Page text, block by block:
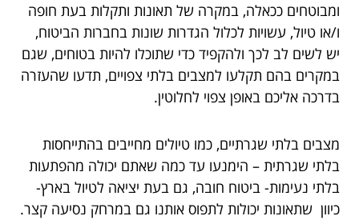
ומבוטחים ככאלה, במקרה של תאונות ותקלות בעת חופה
ו/או טיול, עשויות לכלול הגדרות שונות בחברות הביטוח,
יש לשים לב לכך ולהקפיד כדי שתוכלו להיות בטוחים, שגם
במקרים בהם תקלעו למצבים בלתי צפויים, תדעו שהעזרה
בדרכה אליכם באופן צפוי לחלוטין.
מצבים בלתי שגרתיים, כמו טיולים מחייבים בהתייחסות
בלתי שגרתית – הימנעו עד כמה שאתם יכולה מהפתעות
בלתי נעימות- ביטוח חובה, גם בעת יציאה לטיול בארץ-
כיוון שתאונות יכולות לתפוס אותנו גם במרחק נסיעה קצר.